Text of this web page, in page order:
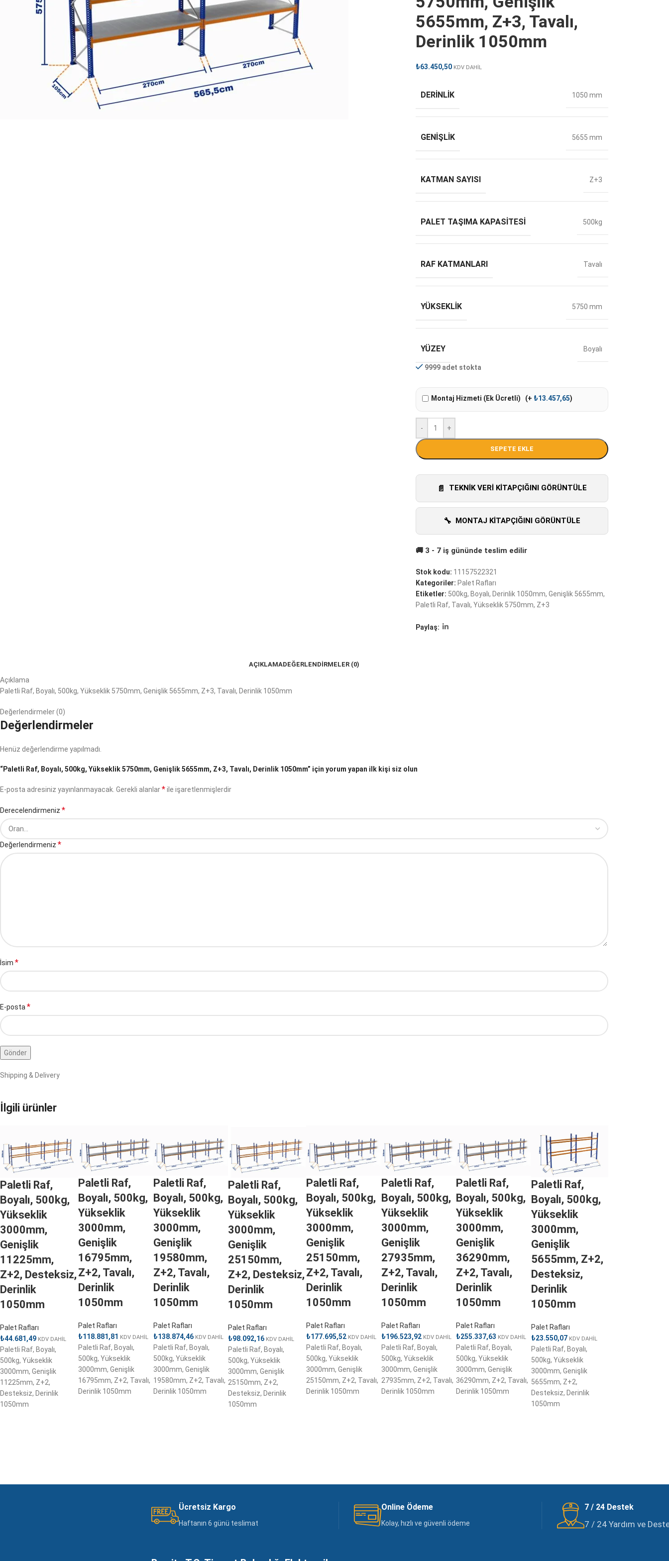
5655mm, Z+3, Tavalı,
Derinlik 1050mm
₺63.450,50 KDV DAHİL
DERINLIK 1050 mm
GENIŞLIK 5655 mm
KATMAN SAYISI Z+3
PALET TAŞIMA KAPASITESI 500kg
RAF KATMANLARI Tavalı
YÜKSEKLIK 5750 mm
YÜZEY Boyalı
9999 adet stokta
Montaj Hizmeti (Ek Ücretli) (+ ₺13.457,65)
- +
SEPETE EKLE
TEKNIK VERI KITAPÇIĞINI GÖRÜNTÜLE
MONTAJ KITAPÇIĞINI GÖRÜNTÜLE
Stok kodu: 11157522321
Kategoriler: Palet Rafları
Etiketler: 500kg, Boyalı, Derinlik 1050mm, Genişlik 5655mm,
Paletli Raf, Tavalı, Yükseklik 5750mm, Z+3
Paylaş:
AÇIKLAMADEĞERLENDIRMELER (0)
Açıklama
Paletli Raf, Boyalı, 500kg, Yükseklik 5750mm, Genişlik 5655mm, Z+3, Tavalı, Derinlik 1050mm
Değerlendirmeler (0)
Değerlendirmeler
Henüz değerlendirme yapılmadı.
“Paletli Raf, Boyalı, 500kg, Yükseklik 5750mm, Genişlik 5655mm, Z+3, Tavalı, Derinlik 1050mm” için yorum yapan ilk kişi siz olun
E-posta adresiniz yayınlanmayacak. Gerekli alanlar*ile işaretlenmişlerdir
Derecelendirmeniz *
Değerlendirmeniz *
İsim *
E-posta *
Shipping & Delivery
İlgili ürünler
Paletli Raf,
Boyalı, 500kg,
Yükseklik
3000mm,
Genişlik
11225mm,
Z+2, Desteksiz,
Derinlik
1050mm
Palet Rafları
₺44.681,49 KDV DAHİL
Paletli Raf, Boyalı,
500kg, Yükseklik
3000mm, Genişlik
11225mm, Z+2,
Desteksiz, Derinlik
1050mm
Paletli Raf,
Boyalı, 500kg,
Yükseklik
3000mm,
Genişlik
16795mm,
Z+2, Tavalı,
Derinlik
1050mm
Palet Rafları
₺118.881,81 KDV DAHİL
Paletli Raf, Boyalı,
500kg, Yükseklik
3000mm, Genişlik
16795mm, Z+2, Tavalı,
Derinlik 1050mm
Paletli Raf,
Boyalı, 500kg,
Yükseklik
3000mm,
Genişlik
19580mm,
Z+2, Tavalı,
Derinlik
1050mm
Palet Rafları
₺138.874,46 KDV DAHİL
Paletli Raf, Boyalı,
500kg, Yükseklik
3000mm, Genişlik
19580mm, Z+2, Tavalı,
Derinlik 1050mm
Paletli Raf,
Boyalı, 500kg,
Yükseklik
3000mm,
Genişlik
25150mm,
Z+2, Desteksiz,
Derinlik
1050mm
Palet Rafları
₺98.092,16 KDV DAHİL
Paletli Raf, Boyalı,
500kg, Yükseklik
3000mm, Genişlik
25150mm, Z+2,
Desteksiz, Derinlik
1050mm
Paletli Raf,
Boyalı, 500kg,
Yükseklik
3000mm,
Genişlik
25150mm,
Z+2, Tavalı,
Derinlik
1050mm
Palet Rafları
₺177.695,52 KDV DAHİL
Paletli Raf, Boyalı,
500kg, Yükseklik
3000mm, Genişlik
25150mm, Z+2, Tavalı,
Derinlik 1050mm
Paletli Raf,
Boyalı, 500kg,
Yükseklik
3000mm,
Genişlik
27935mm,
Z+2, Tavalı,
Derinlik
1050mm
Palet Rafları
₺196.523,92 KDV DAHİL
Paletli Raf, Boyalı,
500kg, Yükseklik
3000mm, Genişlik
27935mm, Z+2, Tavalı,
Derinlik 1050mm
Paletli Raf,
Boyalı, 500kg,
Yükseklik
3000mm,
Genişlik
36290mm,
Z+2, Tavalı,
Derinlik
1050mm
Palet Rafları
₺255.337,63 KDV DAHİL
Paletli Raf, Boyalı,
500kg, Yükseklik
3000mm, Genişlik
36290mm, Z+2, Tavalı,
Derinlik 1050mm
Paletli Raf,
Boyalı, 500kg,
Yükseklik
3000mm,
Genişlik
5655mm, Z+2,
Desteksiz,
Derinlik
1050mm
Palet Rafları
₺23.550,07 KDV DAHİL
Paletli Raf, Boyalı,
500kg, Yükseklik
3000mm, Genişlik
5655mm, Z+2,
Desteksiz, Derinlik
1050mm
Ücretsiz Kargo
Haftanın 6 günü teslimat
Online Ödeme
Kolay, hızlı ve güvenli ödeme
7 / 24 Destek
7 / 24 Yardım ve